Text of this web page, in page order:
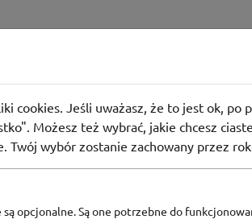
cookies. Jeśli uważasz, że to jest ok, po
Możesz też wybrać, jakie chcesz
Twój wybór zostanie zachowany przez
opcjonalne. Są one potrzebne do